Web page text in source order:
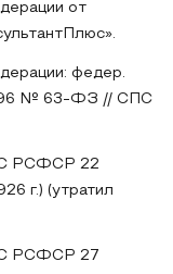
от
федер.
№ 63-ФЗ // СПС
РСФСР 22
г.) (утратил
РСФСР 27